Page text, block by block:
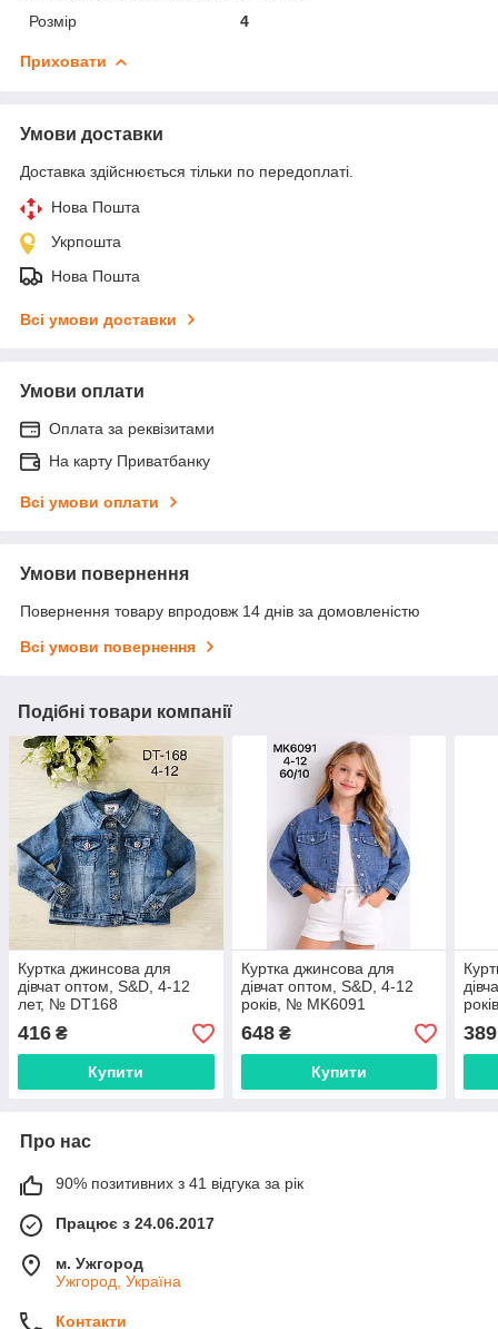
Розмір
4
Приховати
Умови доставки
Доставка здійснюється тільки по передоплаті.
Нова Пошта
Укрпошта
Нова Пошта
Всі умови доставки
Умови оплати
Оплата за реквізитами
На карту Приватбанку
Всі умови оплати
Умови повернення
Повернення товару впродовж 14 днів за домовленістю
Всі умови повернення
Подібні товари компанії
Куртка джинсова для
дівчат оптом, S&D, 4-12
лет, № DT168
416 ₴
Купити
Куртка джинсова для
дівчат оптом, S&D, 4-12
років, № MK6091
648₴
Купити
389
Про нас
90% позитивних з 41 відгука за рік
Працює з 24.06.2017
м. Ужгород
Ужгород, Україна
Контакти